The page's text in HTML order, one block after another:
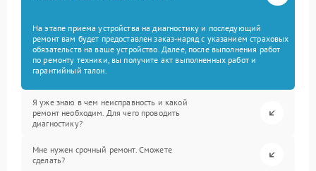
На этапе приема устройства на диагностику и последующий
ремонт вам будет предоставлен заказ-наряд с указанием страховых
обязательств на ваше устройство. Далее, после выполнения работ
по ремонту техники, вы получите акт выполненных работ и
гарантийный талон.
Я уже знаю в чем неисправность и какой
ремонт необходим. Для чего проводить
диагностику?
Мне нужен срочный ремонт. Сможете
сделать?